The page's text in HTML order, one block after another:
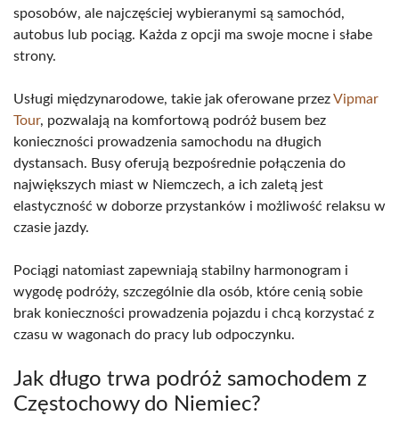
sposobów, ale najczęściej wybieranymi są samochód,
autobus lub pociąg. Każda z opcji ma swoje mocne i słabe
strony.
Usługi międzynarodowe, takie jak oferowane przezVipmar
Tour, pozwalają na komfortową podróż busem bez
konieczności prowadzenia samochodu na długich
dystansach. Busy oferują bezpośrednie połączenia do
największych miast w Niemczech, a ich zaletą jest
elastyczność w doborze przystanków i możliwość relaksu w
czasie jazdy.
Pociągi natomiast zapewniają stabilny harmonogram i
wygodę podróży, szczególnie dla osób, które cenią sobie
brak konieczności prowadzenia pojazdu i chcą korzystać z
czasu w wagonach do pracy lub odpoczynku.
Jak długo trwa podróż samochodem z
Częstochowy do Niemiec?